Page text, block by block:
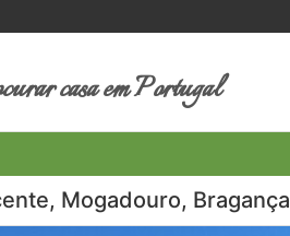
casa em Portugal
Mogadouro, Bragança